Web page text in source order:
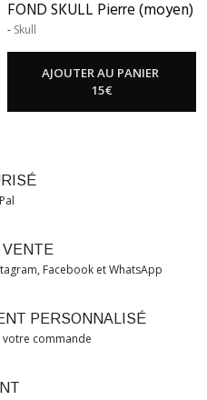
FOND SKULL Pierre (moyen)
- Skull
AJOUTER AU PANIER
15€
VENTE
Facebook et WhatsApp
PERSONNALISÉ
votre commande